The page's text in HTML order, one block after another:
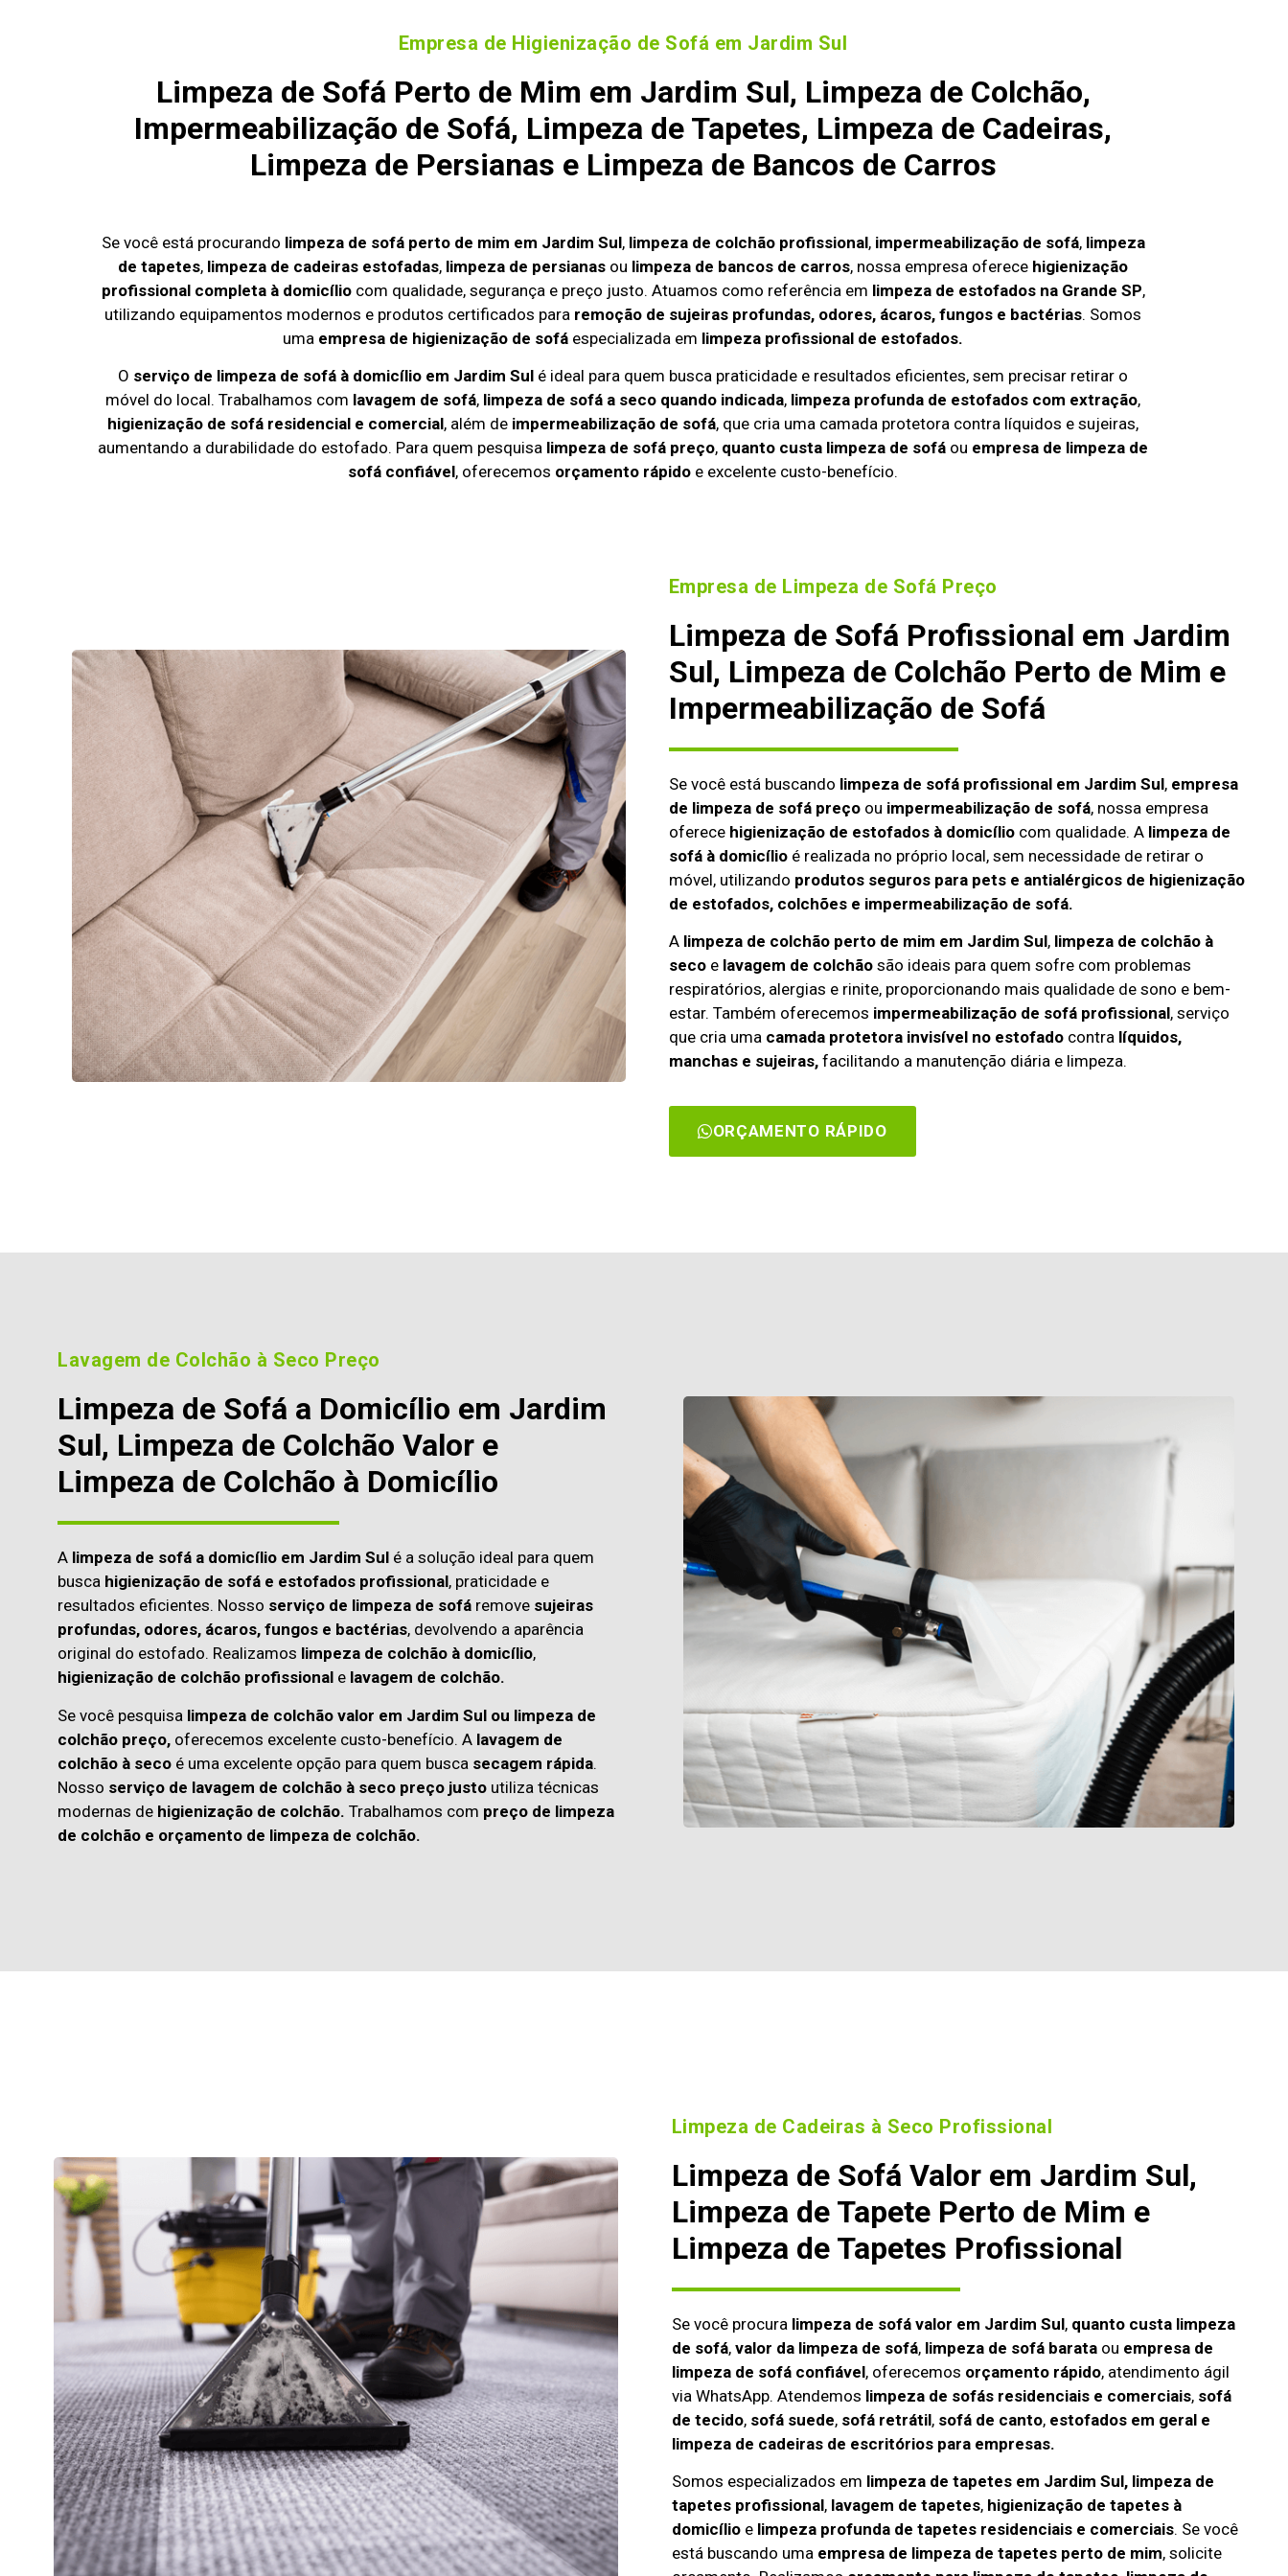
Empresa de Higienização de Sofá em Jardim Sul
Limpeza de Sofá Perto de Mim em Jardim Sul, Limpeza de Colchão,
Impermeabilização de Sofá, Limpeza de Tapetes, Limpeza de Cadeiras,
Limpeza de Persianas e Limpeza de Bancos de Carros
Se você está procurando limpeza de sofá perto de mim em Jardim Sul, limpeza de colchão profissional, impermeabilização de sofá, limpeza
de tapetes, limpeza de cadeiras estofadas, limpeza de persianas ou limpeza de bancos de carros, nossa empresa oferece higienização
profissional completa à domicíliocom qualidade, segurança e preço justo. Atuamos como referência em limpeza de estofados na Grande SP,
utilizando equipamentos modernos e produtos certificados para remoção de sujeiras profundas, odores, ácaros, fungos e bactérias. Somos
uma empresa de higienização de sofá especializada em limpeza profissional de estofados.
O serviço de limpeza de sofá à domicílio em Jardim Sul é ideal para quem busca praticidade e resultados eficientes, sem precisar retirar o
móvel do local. Trabalhamos com lavagem de sofá, limpeza de sofá a seco quando indicada, limpeza profunda de estofados com extração,
higienização de sofá residencial e comercial, além de impermeabilização de sofá, que cria uma camada protetora contra líquidos e sujeiras,
aumentando a durabilidade do estofado. Para quem pesquisa limpeza de sofá preço, quanto custa limpeza de sofá ou empresa de limpeza de
sofá confiável, oferecemos orçamento rápido e excelente custo-benefício.
Empresa de Limpeza de Sofá Preço
Limpeza de Sofá Profissional em Jardim
Sul, Limpeza de Colchão Perto de Mim e
Impermeabilização de Sofá
Se você está buscando limpeza de sofá profissional em Jardim Sul, empresa
de limpeza de sofá preçoou impermeabilização de sofá, nossa empresa
oferece higienização de estofados à domicíliocom qualidade. A limpeza de
sofá à domicílioé realizada no próprio local, sem necessidade de retirar o
móvel, utilizando produtos seguros para pets e antialérgicos de higienização
de estofados, colchões e impermeabilização de sofá.
A limpeza de colchão perto de mim em Jardim Sul, limpeza de colchão à
secoe lavagem de colchãosão ideais para quem sofre com problemas
respiratórios, alergias e rinite, proporcionando mais qualidade de sono e bem-
estar. Também oferecemos impermeabilização de sofá profissional, serviço
que cria uma camada protetora invisível no estofadocontra líquidos,
manchas e sujeiras,facilitando a manutenção diária e limpeza.
ORÇAMENTO RÁPIDO
Lavagem de Colchão à Seco Preço
Limpeza de Sofá a Domicílio em Jardim
Sul, Limpeza de Colchão Valor e
Limpeza de Colchão à Domicílio
A limpeza de sofá a domicílio em Jardim Sul é a solução ideal para quem
busca higienização de sofá e estofados profissional, praticidade e
resultados eficientes. Nosso serviço de limpeza de sofá remove sujeiras
profundas, odores, ácaros, fungos e bactérias, devolvendo a aparência
original do estofado. Realizamos limpeza de colchão à domicílio,
higienização de colchão profissional e lavagem de colchão.
Se você pesquisa limpeza de colchão valor em Jardim Sul ou limpeza de
colchão preço, oferecemos excelente custo-benefício. A lavagem de
colchão à seco é uma excelente opção para quem busca secagem rápida.
Nosso serviço de lavagem de colchão à seco preço justo utiliza técnicas
modernas de higienização de colchão. Trabalhamos com preço de limpeza
de colchão e orçamento de limpeza de colchão.
Limpeza de Cadeiras à Seco Profissional
Limpeza de Sofá Valor em Jardim Sul,
Limpeza de Tapete Perto de Mim e
Limpeza de Tapetes Profissional
Se você procura limpeza de sofá valor em Jardim Sul, quanto custa limpeza
de sofá, valor da limpeza de sofá, limpeza de sofá barataou empresa de
limpeza de sofá confiável, oferecemos orçamento rápido, atendimento ágil
via WhatsApp. Atendemos limpeza de sofás residenciais e comerciais, sofá
de tecido, sofá suede, sofá retrátil, sofá de canto, estofados em geral e
limpeza de cadeiras de escritórios para empresas.
Somos especializados em limpeza de tapetes em Jardim Sul, limpeza de
tapetes profissional, lavagem de tapetes, higienização de tapetes à
domicílioe limpeza profunda de tapetes residenciais e comerciais. Se você
está buscando uma empresa de limpeza de tapetes perto de mim, solicite